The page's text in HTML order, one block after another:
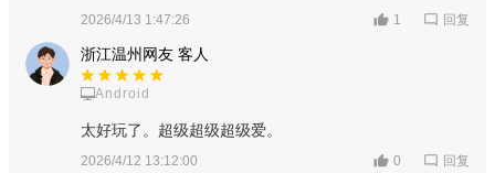
游戏亮点
玩法多元，适配广泛：融合竞技、创作、社交、养成等多种
玩法，既有硬核竞技，也有休闲解压模式，满足不同玩家的游玩
易上手，体验流畅：操作简单，新手快速上手，高阶玩家可
2026/4/13 1:47:26 1 回复
浙江温州网友 客人
Android
太好玩了。超级超级超级爱。
2026/4/12 13:12:00 0 回复